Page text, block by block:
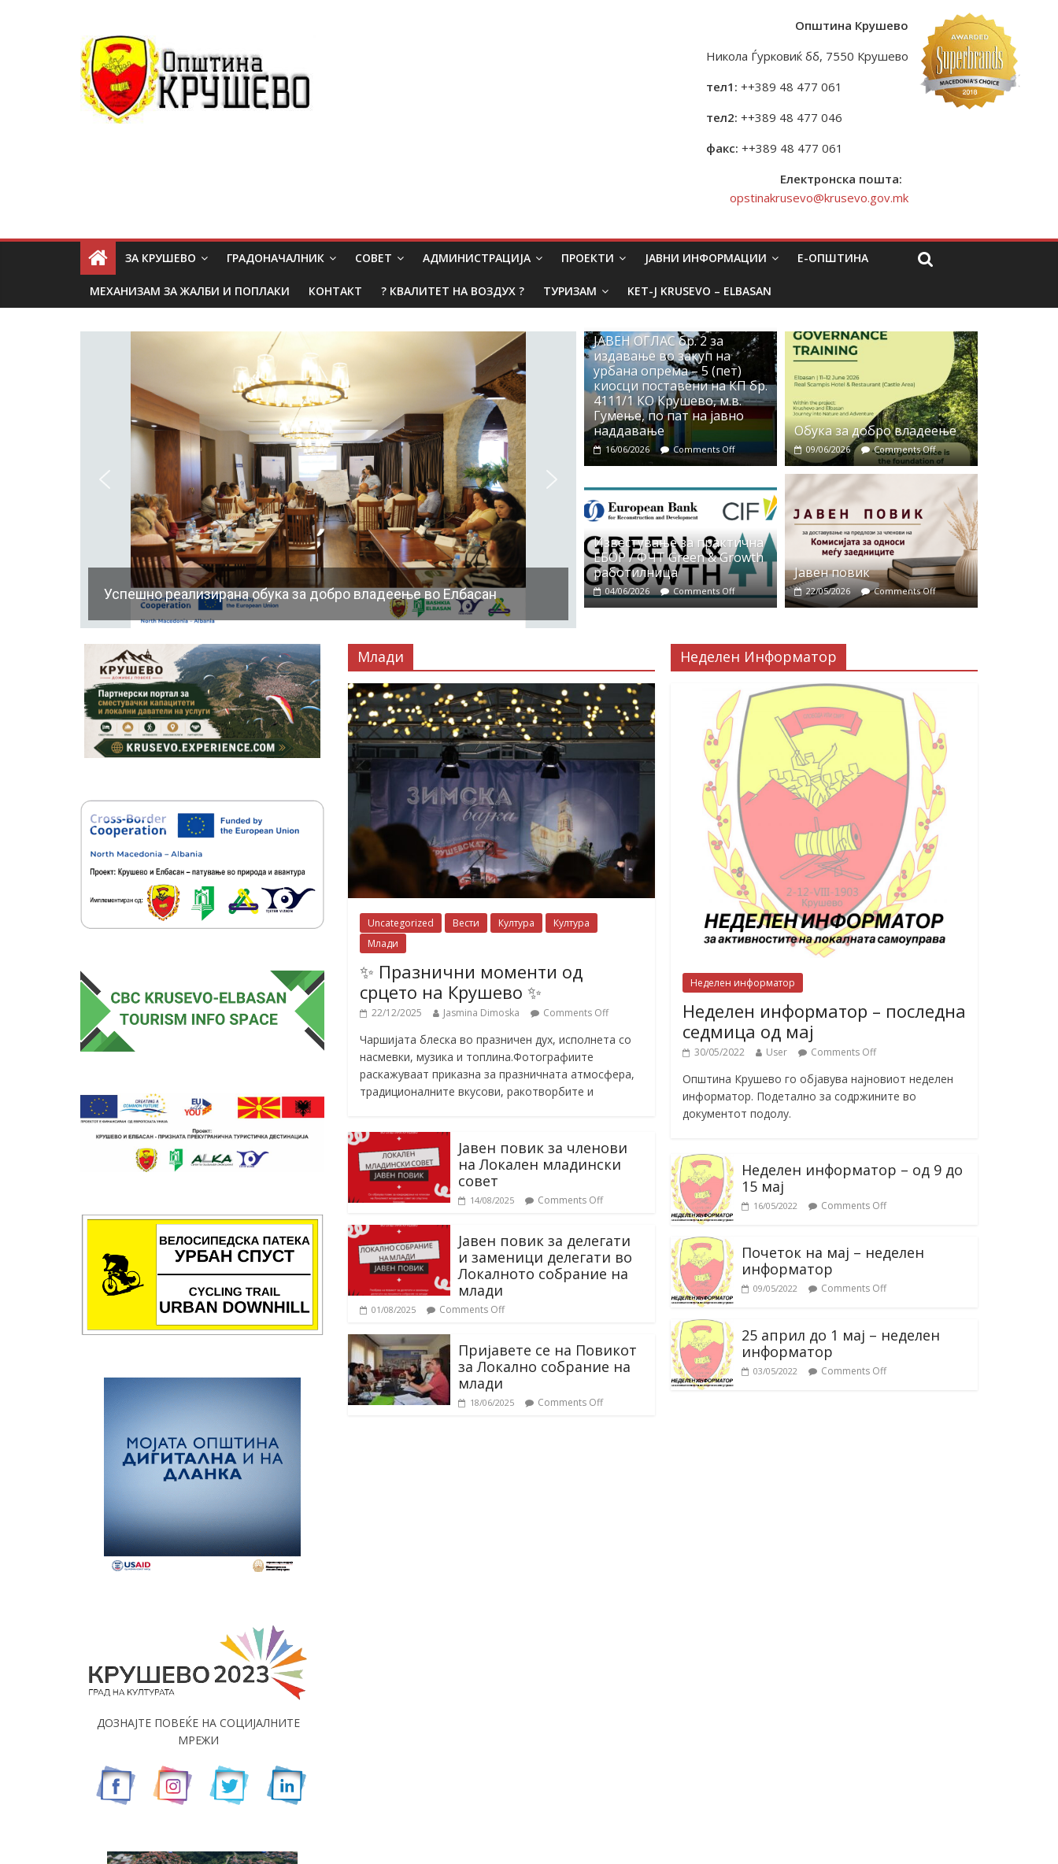
Општина Крушево
Никола Ѓурковиќ бб, 7550 Крушево
тел1: ++389 48 477 061
тел2: ++389 48 477 046
факс: ++389 48 477 061
Електронска пошта:
opstinakrusevo@krusevo.gov.mk
ЗА КРУШЕВО ГРАДОНАЧАЛНИК СОВЕТ АДМИНИСТРАЦИЈА ПРОЕКТИ ЈАВНИ ИНФОРМАЦИИ Е-ОПШТИНА
МЕХАНИЗАМ ЗА ЖАЛБИ И ПОПЛАКИ КОНТАКТ ? КВАЛИТЕТ НА ВОЗДУХ ? ТУРИЗАМ KET-J KRUSEVO – ELBASAN
Успешно реализирана обука за добро владеење во Елбасан
ЈАВЕН ОГЛАС бр. 2 за
издавање во закуп на
урбана опрема – 5 (пет)
киосци поставени на КП бр.
4111/1 КО Крушево, м.в.
Гумење, по пат на јавно
наддавање
16/06/2026 Comments Off
Обука за добро владеење
09/06/2026 Comments Off
Известување за практична
ЕБОР / ФЧТ Green & Growth
работилница
04/06/2026 Comments Off
Јавен повик
22/05/2026 Comments Off
Млади
Uncategorized Вести Култура
Култура
Млади
✨ Празнични моменти од
срцето на Крушево ✨
22/12/2025 Jasmina Dimoska Comments Off
Чаршијата блеска во празничен дух, исполнета со
насмевки, музика и топлина.Фотографиите
раскажуваат приказна за празничната атмосфера,
традиционалните вкусови, ракотворбите и
Јавен повик за членови
на Локален младински
совет
14/08/2025 Comments Off
Јавен повик за делегати
и заменици делегати во
Локалното собрание на
млади
01/08/2025 Comments Off
Пријавете се на Повикот
за Локално собрание на
млади
18/06/2025 Comments Off
Неделен Информатор
Неделен информатор
Неделен информатор – последна
седмица од мај
30/05/2022 User Comments Off
Општина Крушево го објавува најновиот неделен
информатор. Подетално за содржините во
документот подолу.
Неделен информатор – од 9 до
15 мај
16/05/2022 Comments Off
Почеток на мај – неделен
информатор
09/05/2022 Comments Off
25 април до 1 мај – неделен
информатор
03/05/2022 Comments Off
ДОЗНАЈТЕ ПОВЕЌЕ НА СОЦИЈАЛНИТЕ
МРЕЖИ